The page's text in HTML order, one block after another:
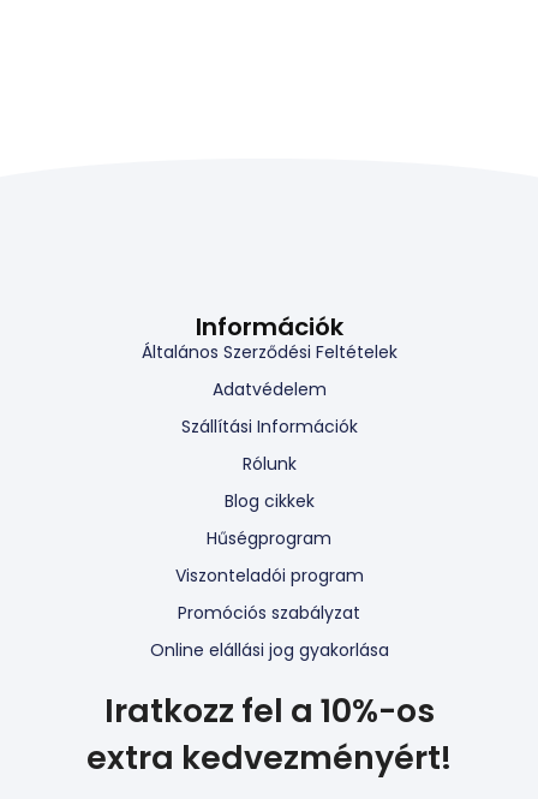
Információk
Általános Szerződési Feltételek
Adatvédelem
Szállítási Információk
Rólunk
Blog cikkek
Hűségprogram
Viszonteladói program
Promóciós szabályzat
Online elállási jog gyakorlása
Iratkozz fel a 10%-os
extra kedvezményért!